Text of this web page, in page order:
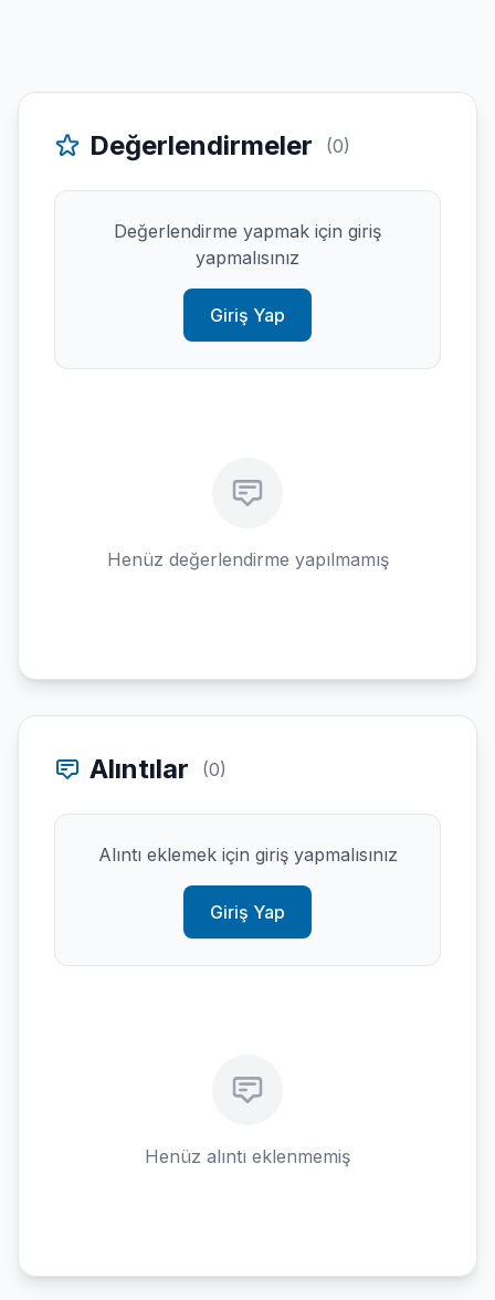
Değerlendirmeler (0)
Değerlendirme yapmak için giriş
yapmalısınız
Giriş Yap
Henüz değerlendirme yapılmamış
Alıntılar (0)
Alıntı eklemek için giriş yapmalısınız
Giriş Yap
Henüz alıntı eklenmemiş